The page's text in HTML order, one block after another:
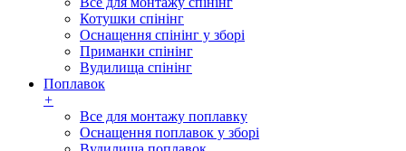
Котушки спінінг
Оснащення спінінг у зборі
Приманки спінінг
Вудилища спінінг
Поплавок
+
Все для монтажу поплавку
Оснащення поплавок у зборі